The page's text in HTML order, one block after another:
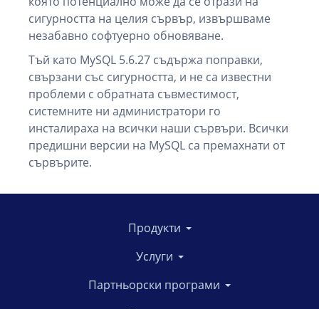
сигурността на целия сървър, извършваме
незабавно софтуерно обновяване.
Тъй като MySQL 5.6.27 съдържа поправки,
свързани със сигурността, и не са известни
проблеми с обратната съвместимост,
системните ни администратори го
инсталираха на всички наши сървъри. Всички
предишни версии на MySQL са премахнати от
сървърите.
Продукти
Услуги
Партньорски програми